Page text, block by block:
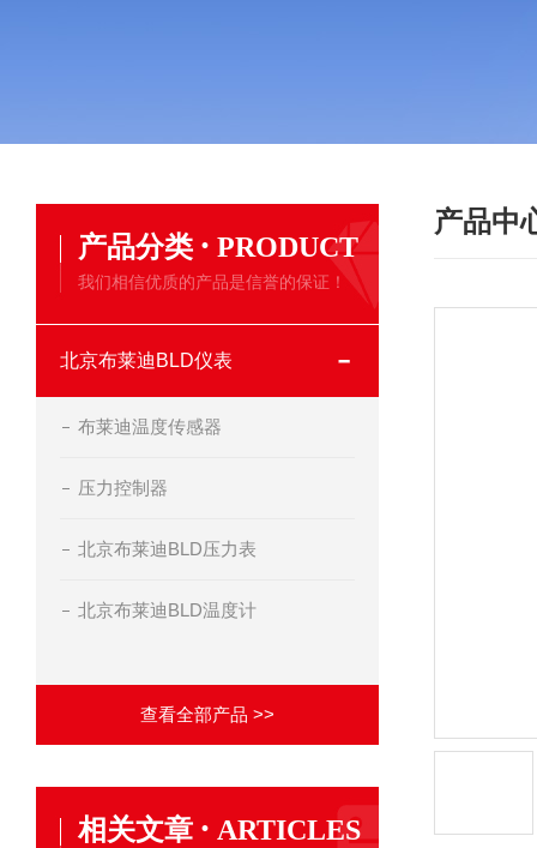
产品中
产品分类 · PRODUCT
我们相信优质的产品是信誉的保证！
北京布莱迪BLD仪表
布莱迪温度传感器
压力控制器
北京布莱迪BLD压力表
北京布莱迪BLD温度计
查看全部产品 >>
相关文章 · ARTICLES